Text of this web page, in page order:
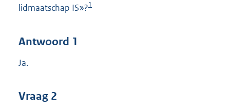
lidmaatschap IS»?1
Antwoord 1
Ja.
Vraag 2